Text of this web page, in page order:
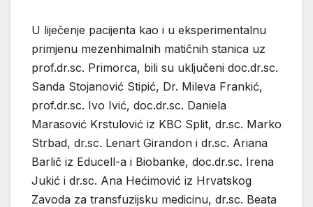
U liječenje pacijenta kao i u eksperimentalnu
primjenu mezenhimalnih matičnih stanica uz
prof.dr.sc. Primorca, bili su uključeni doc.dr.sc.
Sanda Stojanović Stipić, Dr. Mileva Frankić,
prof.dr.sc. Ivo Ivić, doc.dr.sc. Daniela
Marasović Krstulović iz KBC Split, dr.sc. Marko
Strbad, dr.sc. Lenart Girandon i dr.sc. Ariana
Barlič iz Educell-a i Biobanke, doc.dr.sc. Irena
Jukić i dr.sc. Ana Hećimović iz Hrvatskog
Zavoda za transfuzijsku medicinu, dr.sc. Beata